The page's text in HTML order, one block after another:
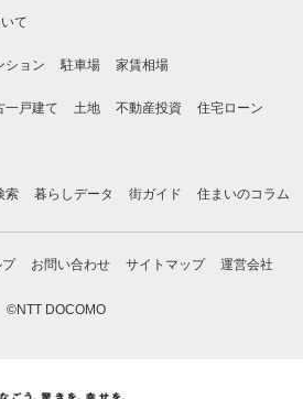
て
ション 駐車場 家賃相場
一戸建て 土地 不動産投資 住宅ローン
索 暮らしデータ 街ガイド 住まいのコラム
お問い合わせ サイトマップ 運営会社
©NTT DOCOMO